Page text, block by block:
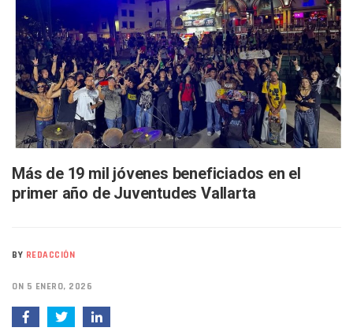
Buscan A Wilber Armando Colmenares Márquez,
Melissa Madero Exige Aclarar Sustento Legal De Las
Washington Enfrenta Una Emergencia Ambiental Por
Avanza Plan Para Construir Estadio De Tritones Vallarta;
Nuevas Concesiones De Taxis En Puerto Vallarta, ¿para
Mueren Cuatro Personas Tras Explosión De Una Pipa En
Bruno Blancas Lleva El Mensaje De La Cuarta
Liberan 180 Crías De Iguana Verde En El Estero El Salado
Puerto Vallarta Participa En Los PriceAgencies Awards
Juan Solís E Iris Torres Buscan Integrar La Planilla Del PAN
Realizan Operativo Preventivo En Seis Colonias Del
Más de 19 mil jóvenes beneficiados en el
primer año de Juventudes Vallarta
BY REDACCIÓN
ON 5 ENERO, 2026